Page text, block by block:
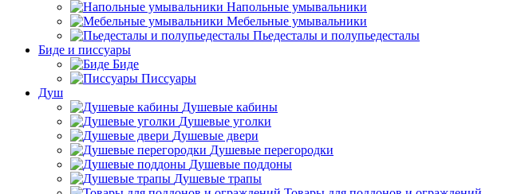
Напольные умывальники
Мебельные умывальники
Пьедесталы и полупьедесталы
Биде и писсуары
Биде
Писсуары
Душ
Душевые кабины
Душевые уголки
Душевые двери
Душевые перегородки
Душевые поддоны
Душевые трапы